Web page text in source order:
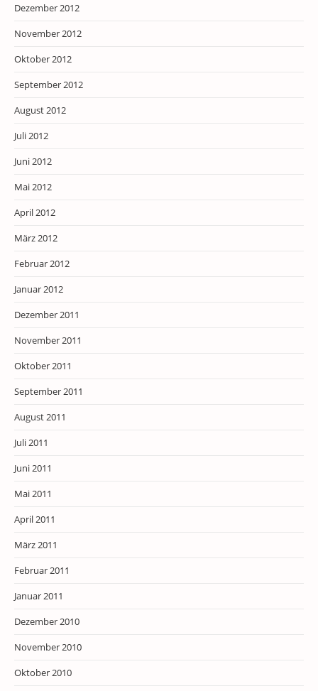
Dezember 2012
November 2012
Oktober 2012
September 2012
August 2012
Juli 2012
Juni 2012
Mai 2012
April 2012
März 2012
Februar 2012
Januar 2012
Dezember 2011
November 2011
Oktober 2011
September 2011
August 2011
Juli 2011
Juni 2011
Mai 2011
April 2011
März 2011
Februar 2011
Januar 2011
Dezember 2010
November 2010
Oktober 2010